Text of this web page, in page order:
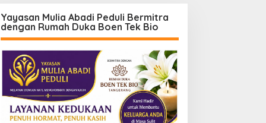
Tangsel Salurkan
28.000 Liter Air
Per hari untuk
Terdampak
Balai Besar BMKG Wilayah
II Tangsel, Edukasi Bencana
Gempa Bumi dan Tsunami
kepada pelajar UPTD SMPN
23
Yayasan Mulia Abadi Peduli Bermitra
dengan Rumah Duka Boen Tek Bio